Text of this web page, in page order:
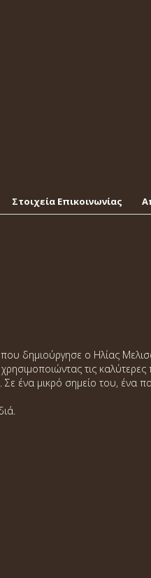
Στοιχεία Επικοινωνίας
δημιούργησε ο Ηλίας
τις καλύτερες
ένα μικρό σημείο του, ένα